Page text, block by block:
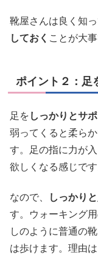
靴屋さんは良く知
しておく ことが大事
ポイント２：足
足を しっかりとサ
弱ってくると柔ら
す。足の指に力が
欲しくなる感じです
なので、 しっかり
す。ウォーキング
しのように普通の
は歩けます。理由